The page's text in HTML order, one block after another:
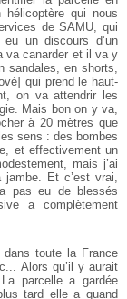
qui nous
de SAMU, qui
un discours d’un
va canarder et il va y
en shorts,
qui prend le haut-
on va attendrir les
Mais bon on y va,
à 20 mètres que
sens : des bombes
et effectivement un
mais j’ai
Et c’est vrai,
pas eu de blessés
a complètement
toute la France
Alors qu’il y aurait
parcelle a gardée
tard elle a quand